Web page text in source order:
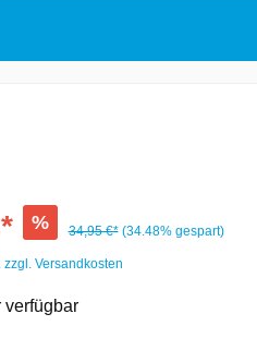
% 34,95 €* (34.48% gespart)
zzgl. Versandkosten
verfügbar